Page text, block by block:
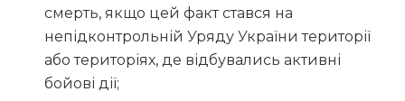
смерть, якщо цей факт стався на
непідконтрольній Уряду України території
або територіях, де відбувались активні
бойові дії;